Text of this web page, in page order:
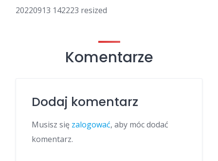
20220913 142223 resized
Komentarze
Dodaj komentarz
Musisz się zalogować, aby móc dodać
komentarz.